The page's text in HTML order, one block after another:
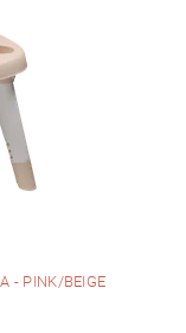
- PINK/BEIGE